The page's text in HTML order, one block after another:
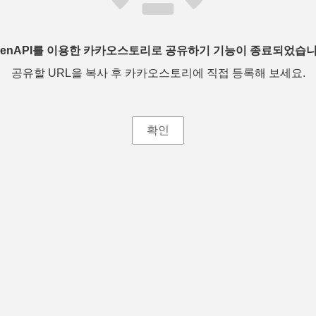
를 이용한 카카오스토리로 공유하기 기능이 종료되었습
공유할 URL을 복사 후 카카오스토리에 직접 등록해 보세요.
확인